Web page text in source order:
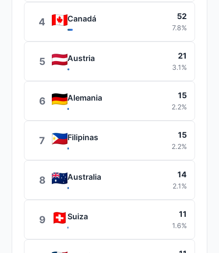
4 Canadá 52
7.8%
5 Austria 21
3.1%
6 Alemania 15
2.2%
7 Filipinas 15
2.2%
8 Australia 14
2.1%
9 Suiza 11
1.6%